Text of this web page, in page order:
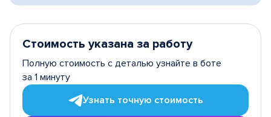
Стоимость указана за работу
Полную стоимость с деталью узнайте в боте
за 1 минуту
Узнать точную стоимость